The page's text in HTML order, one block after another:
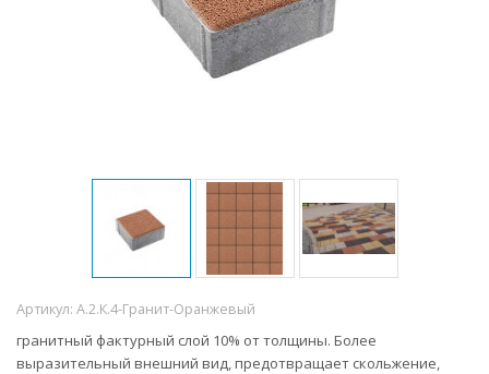
Артикул: А.2.К.4-Гранит-Оранжевый
гранитный фактурный слой 10% от толщины. Более
выразительный внешний вид, предотвращает скольжение,